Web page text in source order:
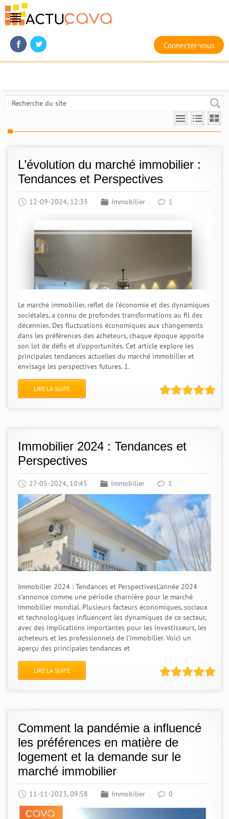
Connecter-vous
L’évolution du marché immobilier :
Tendances et Perspectives
12-09-2024, 12:35 Immobilier 1
Le marché immobilier, reflet de l’économie et des dynamiques
sociétales, a connu de profondes transformations au fil des
décennies. Des fluctuations économiques aux changements
dans les préférences des acheteurs, chaque époque apporte
son lot de défis et d’opportunités. Cet article explore les
principales tendances actuelles du marché immobilier et
envisage les perspectives futures. 1.
LIRE LA SUITE
Immobilier 2024 : Tendances et
Perspectives
27-05-2024, 10:45 Immobilier 1
Immobilier 2024 : Tendances et PerspectivesL'année 2024
s'annonce comme une période charnière pour le marché
immobilier mondial. Plusieurs facteurs économiques, sociaux
et technologiques influencent les dynamiques de ce secteur,
avec des implications importantes pour les investisseurs, les
acheteurs et les professionnels de l'immobilier. Voici un
aperçu des principales tendances et
LIRE LA SUITE
Comment la pandémie a influencé
les préférences en matière de
logement et la demande sur le
marché immobilier
11-11-2023, 09:58 Immobilier 0